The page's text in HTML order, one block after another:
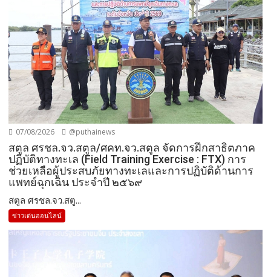
07/08/2026 @puthainews
สตูล ศรชล.จว.สตูล/ศคท.จว.สตูล จัดการฝึกสาธิตภาค
ปฏิบัติทางทะเล (Field Training Exercise : FTX) การ
ช่วยเหลือผู้ประสบภัยทางทะเลและการปฏิบัติด้านการ
แพทย์ฉุกเฉิน ประจำปี ๒๕๖๙
สตูล ศรชล.จว.สตู...
ข่าวเด่นออนไลน์